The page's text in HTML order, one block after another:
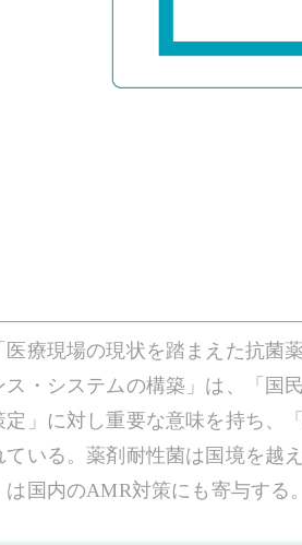
医療現場の現状を踏まえた抗菌
ス・システムの構築」は、「国
定」に対し重要な意味を持ち、
ている。薬剤耐性菌は国境を越
は国内のAMR対策にも寄与する。